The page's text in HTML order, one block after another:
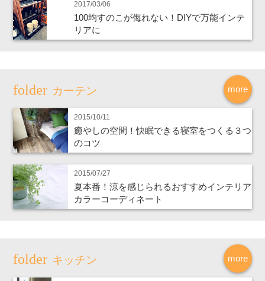
2017/03/06
100均すのこが侮れない！DIYで万能インテ
リアに
more
カーテン
2015/10/11
癒やしの空間！快眠できる寝室をつくる３つ
のコツ
2015/07/27
夏本番！涼を感じられるおすすめインテリア
カラーコーディネート
more
キッチン